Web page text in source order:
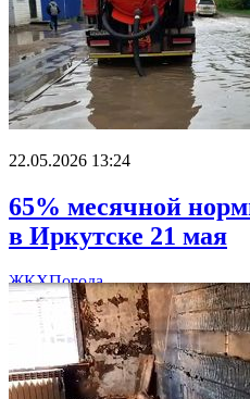
22.05.2026 13:24
65% месячной
в Иркутске 21 мая
ЖКХПогода